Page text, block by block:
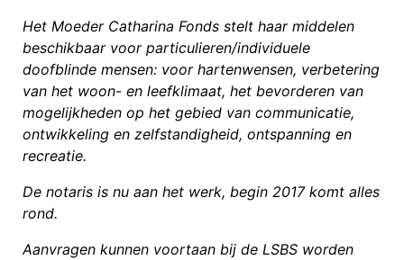
Het Moeder Catharina Fonds stelt haar middelen
beschikbaar voor particulieren/individuele
doofblinde mensen: voor hartenwensen, verbetering
van het woon- en leefklimaat, het bevorderen van
mogelijkheden op het gebied van communicatie,
ontwikkeling en zelfstandigheid, ontspanning en
recreatie.
De notaris is nu aan het werk, begin 2017 komt alles
rond.
Aanvragen kunnen voortaan bij de LSBS worden